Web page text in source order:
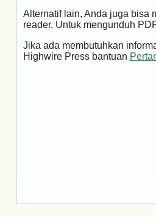
Alternatif lain, Anda juga bisa
reader. Untuk mengunduh
Jika ada membutuhkan
Highwire Press bantuan